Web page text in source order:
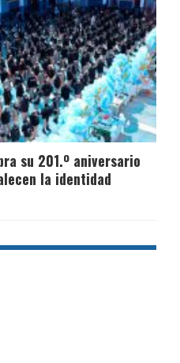
su 201.º aniversario
la identidad